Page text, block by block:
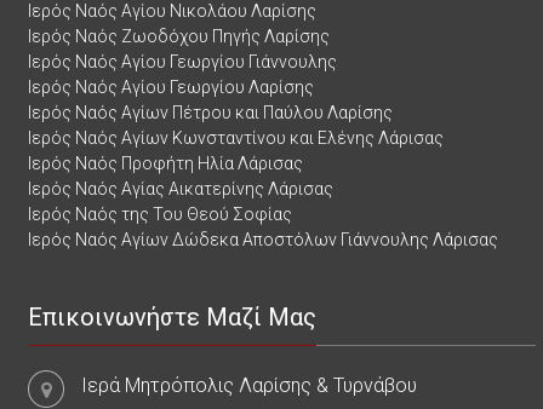
Ιερός Ναός Αγίου Νικολάου Λαρίσης
Ιερός Ναός Ζωοδόχου Πηγής Λαρίσης
Ιερός Ναός Αγίου Γεωργίου Γιάννουλης
Ιερός Ναός Αγίου Γεωργίου Λαρίσης
Ιερός Ναός Αγίων Πέτρου και Παύλου Λαρίσης
Ιερός Ναός Αγίων Κωνσταντίνου και Ελένης Λάρισας
Ιερός Ναός Προφήτη Ηλία Λάρισας
Ιερός Ναός Αγίας Αικατερίνης Λάρισας
Ιερός Ναός της Του Θεού Σοφίας
Ιερός Ναός Αγίων Δώδεκα Αποστόλων Γιάννουλης Λάρισας
Επικοινωνήστε Μαζί Μας
Ιερά Μητρόπολις Λαρίσης & Τυρνάβου